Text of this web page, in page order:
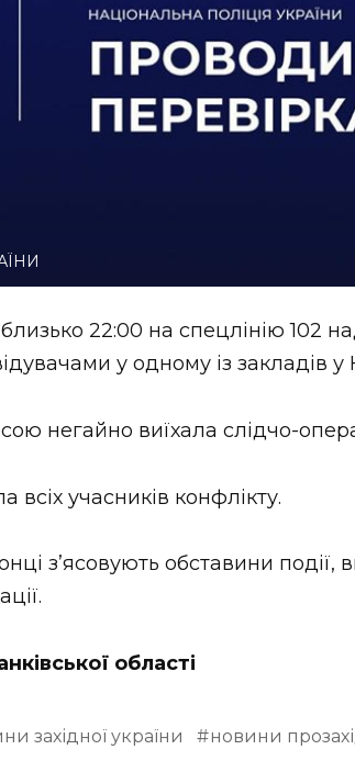
УКРАЇНИ
22:00 на спецлінію 102
у одному із закладів у
негайно виїхала слідчо-
всіх учасників конфлікту.
зʼясовують обставини події,
області
західної україни новини